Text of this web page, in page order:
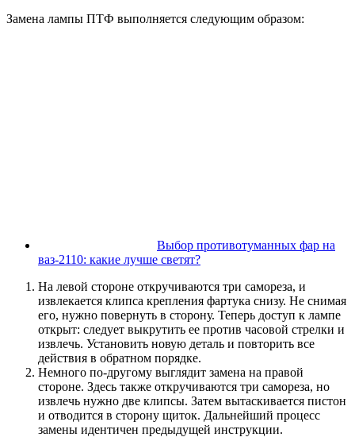
Замена лампы ПТФ выполняется следующим образом:
Выбор противотуманных фар на
ваз-2110: какие лучше светят?
На левой стороне откручиваются три самореза, и
извлекается клипса крепления фартука снизу. Не снимая
его, нужно повернуть в сторону. Теперь доступ к лампе
открыт: следует выкрутить ее против часовой стрелки и
извлечь. Установить новую деталь и повторить все
действия в обратном порядке.
Немного по-другому выглядит замена на правой
стороне. Здесь также откручиваются три самореза, но
извлечь нужно две клипсы. Затем вытаскивается пистон
и отводится в сторону щиток. Дальнейший процесс
замены идентичен предыдущей инструкции.